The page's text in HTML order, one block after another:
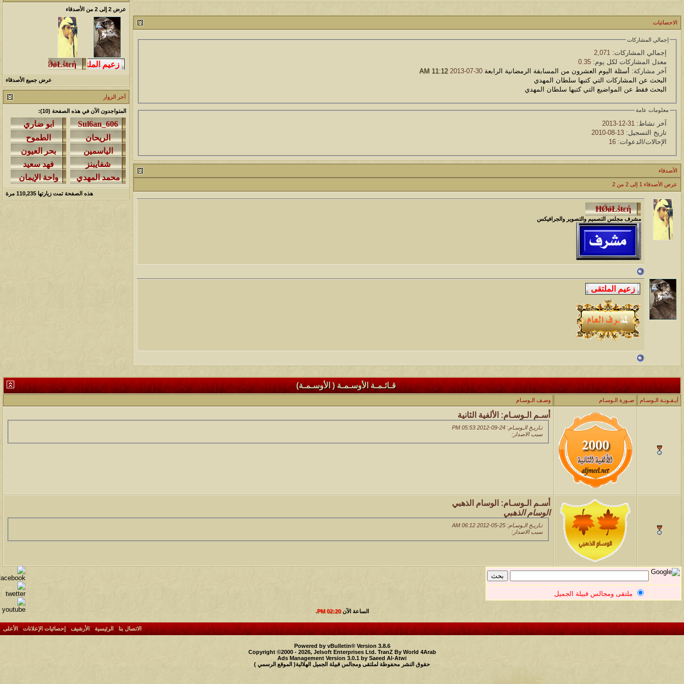
الموضوع كاتب الموضوع مشاركات المشاهدات
آخر مشاركة
مسابقة ( اعرف من صاحب هذه الصوره )
الأمير 1417
1459646 آخر رد:محمد الخضيري
آخر مشاركة
غير اسم اللي قبلك
آخر رد: احمد جابر
الموضوع
آخر مشاركة
اتحداك تجيب الصورة المطلوبةّّّ!!
زعيم الملتقى 408
276298 آخر رد:خلف المهدي
آخر مشاركة
المنتدى كالأنسان
آخر رد:ابن صلفيق
الموضوع كاتب الموضوع مشاركات المشاهدات
آخر مشاركة
ܓܨ الإعجآز العلمي في التين و الزيتون , الذي ادخل الفريق البحث الى الأسلآم ܓܨ
الميآسية 30
100257 آخر رد:الميآسية
الاحصائيات
إجمالي المشاركات
إجمالي المشاركات:
معدل المشاركات لكل يوم:
آخر مشاركة: أسئلة اليوم العشرون من المسابقة الرمضانية الرابعة
11:12 AM
البحث عن المشاركات التي كتبها سلطان المهدي
البحث فقط عن المواضيع التي كتبها سلطان المهدي
معلومات عامة
آخر نشاط:
تاريخ التسجيل:
الإحالات/الدعوات:
الأصدقاء
عرض الأصدقاء 1 إلى 2 من 2
مشرف مجلس التصميم والتصوير والجرافيكس
عرض 2 إلى 2 من الأصدقاء
عرض جميع الأصدقاء
آخر الزوار
المتواجدون الآن في هذه الصفحة (10):
هذه الصفحة تمت زيارتها 110,235 مرة
قـائـمـة الأوسـمـة ( الأوسـمـة)
أيـقـونـة الـوسـام صـورة الـوسـام وصـف الـوسـام
أسـم الـوسـام: الألفية الثانية
تـاريـخ الـوسـام: 24-09-2012 05:53 PM
سبب الاصدار:
أسـم الـوسـام: الوسام الذهبي
الوسام الذهبي
تـاريـخ الـوسـام: 25-05-2012 06:12 AM
سبب الاصدار:
ملتقى ومجالس قبيلة الجميل
الساعة الآن02:20 PM
.
الاتصال بنا- الرئيسية-الأرشيف- إحصائيات الإعلانات- الأعلى
Powered by vBulletin® Version 3.8.6
Copyright ©2000 - 2026, Jelsoft Enterprises Ltd. TranZ By World 4Arab
Ads Management Version 3.0.1 by Saeed Al-Atwi
حقوق النشر محفوظة لملتقى ومجالس قبيلة الجميل الهلالية( الموقع الرسمي )